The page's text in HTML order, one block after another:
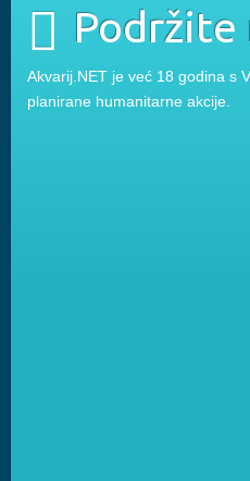
Podržite
Akvarij.NET je već 18 godina s
planirane humanitarne akcije.